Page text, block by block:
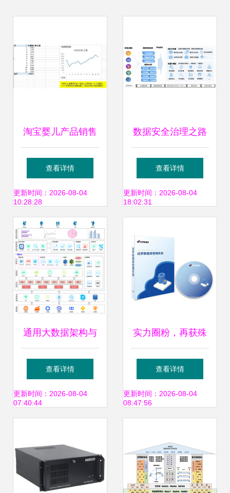
淘宝婴儿产品销售
数据存储与分析服
务架构设计
查看详情
更新时间：2026-08-04
10:28:28
数据安全治理之路
数据处理的产品实
践与创新
查看详情
更新时间：2026-08-04
18:02:31
通用大数据架构与
数据处理流程 从数
据中台到人工智能
查看详情
更新时间：2026-08-04
07:40:44
实力圈粉，再获殊
荣 达梦数据荣膺第
十届湖北省“双
务
查看详情
更新时间：2026-08-04
08:47:56